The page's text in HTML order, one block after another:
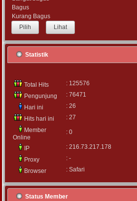
Bagus
Kurang Bagus
Lihat
Statistik
Total Hits
: 125576
Pengunjung
: 76471
Hari ini
: 26
Hits hari ini
: 27
Member
Online
: 0
IP
: 216.73.217.178
Proxy
: -
Browser
: Safari
Status Member